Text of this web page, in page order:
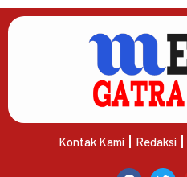
Kontak Kami Redaksi